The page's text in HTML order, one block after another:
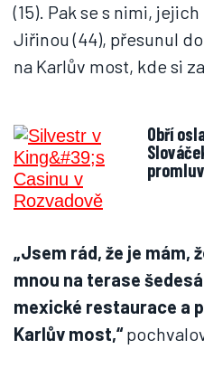
(15). Pak se s nimi,
Jiřinou (44), přesunul
na Karlův most, kde si
Obří
„Jsem rád, že je mám,
mnou na terase
mexické restaurace a
Karlův most,“